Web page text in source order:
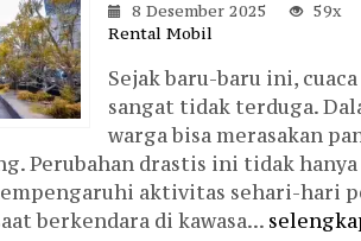
8 Desember 2025 59x
Rental Mobil
Sejak baru-baru ini,
sangat tidak terduga.
warga bisa merasakan
Perubahan drastis ini tidak
aktivitas sehari-hari
berkendara di kawasa...